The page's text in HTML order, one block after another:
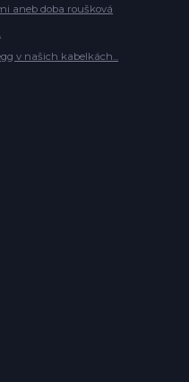
aneb doba roušková
v našich kabelkách...